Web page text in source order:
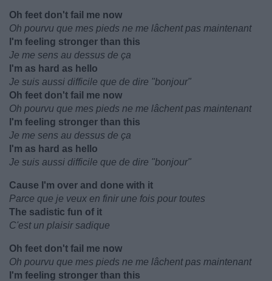
Oh feet don't fail me now
Oh pourvu que mes pieds ne me lâchent pas maintenant
I'm feeling stronger than this
Je me sens au dessus de ça
I'm as hard as hello
Je suis aussi difficile que de dire "bonjour"
Oh feet don't fail me now
Oh pourvu que mes pieds ne me lâchent pas maintenant
I'm feeling stronger than this
Je me sens au dessus de ça
I'm as hard as hello
Je suis aussi difficile que de dire "bonjour"
Cause I'm over and done with it
Parce que je veux en finir une fois pour toutes
The sadistic fun of it
C'est un plaisir sadique
Oh feet don't fail me now
Oh pourvu que mes pieds ne me lâchent pas maintenant
I'm feeling stronger than this